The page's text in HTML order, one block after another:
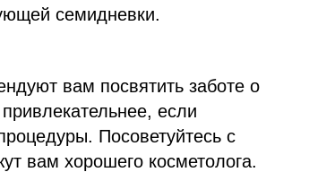
семидневки.
вам посвятить заботе о
если
Посоветуйтесь с
вам хорошего косметолога.